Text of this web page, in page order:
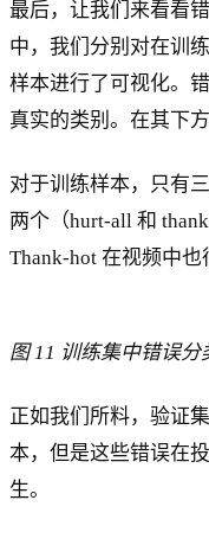
最后，让我们来看看
中，我们分别对在训
样本进行了可视化。
真实的类别。在其下
对于训练样本，只有
两个（hurt-all 和
Thank-hot 在视频中也
图 11 训练集中错误分
正如我们所料，验证
本，但是这些错误在
生。